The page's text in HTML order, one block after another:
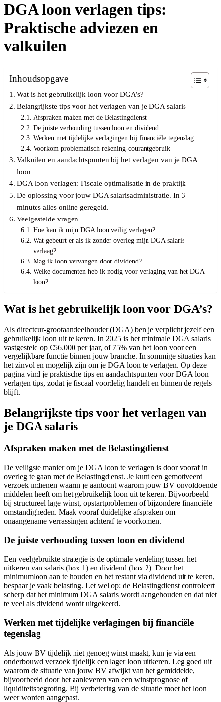
DGA loon verlagen tips:
Praktische adviezen en
valkuilen
Inhoudsopgave
Wat is het gebruikelijk loon voor DGA’s?
Belangrijkste tips voor het verlagen van je DGA salaris
Afspraken maken met de Belastingdienst
De juiste verhouding tussen loon en dividend
Werken met tijdelijke verlagingen bij financiële tegenslag
Voorkom problematisch rekening-courantgebruik
Valkuilen en aandachtspunten bij het verlagen van je DGA
loon
DGA loon verlagen: Fiscale optimalisatie in de praktijk
De oplossing voor jouw DGA salarisadministratie. In 3
minutes alles online geregeld.
Veelgestelde vragen
Hoe kan ik mijn DGA loon veilig verlagen?
Wat gebeurt er als ik zonder overleg mijn DGA salaris
verlaag?
Mag ik loon vervangen door dividend?
Welke documenten heb ik nodig voor verlaging van het DGA
loon?
Wat is het gebruikelijk loon voor DGA’s?
Als directeur-grootaandeelhouder (DGA) ben je verplicht jezelf een
gebruikelijk loon uit te keren. In 2025 is het minimale DGA salaris
vastgesteld op €56.000 per jaar, of 75% van het loon voor een
vergelijkbare functie binnen jouw branche. In sommige situaties kan
het zinvol en mogelijk zijn om je DGA loon te verlagen. Op deze
pagina vind je praktische tips en aandachtspunten voor DGA loon
verlagen tips, zodat je fiscaal voordelig handelt en binnen de regels
blijft.
Belangrijkste tips voor het verlagen van
je DGA salaris
Afspraken maken met de Belastingdienst
De veiligste manier om je DGA loon te verlagen is door vooraf in
overleg te gaan met de Belastingdienst. Je kunt een gemotiveerd
verzoek indienen waarin je aantoont waarom jouw BV onvoldoende
middelen heeft om het gebruikelijk loon uit te keren. Bijvoorbeeld
bij structureel lage winst, opstartproblemen of bijzondere financiële
omstandigheden. Maak vooraf duidelijke afspraken om
onaangename verrassingen achteraf te voorkomen.
De juiste verhouding tussen loon en dividend
Een veelgebruikte strategie is de optimale verdeling tussen het
uitkeren van salaris (box 1) en dividend (box 2). Door het
minimumloon aan te houden en het restant via dividend uit te keren,
bespaar je vaak belasting. Let wel op: de Belastingdienst controleert
scherp dat het minimum DGA salaris wordt aangehouden en dat niet
te veel als dividend wordt uitgekeerd.
Werken met tijdelijke verlagingen bij financiële
tegenslag
Als jouw BV tijdelijk niet genoeg winst maakt, kun je via een
onderbouwd verzoek tijdelijk een lager loon uitkeren. Leg goed uit
waarom de situatie van jouw BV afwijkt van het gemiddelde,
bijvoorbeeld door het aanleveren van een winstprognose of
liquiditeitsbegroting. Bij verbetering van de situatie moet het loon
weer worden aangepast.